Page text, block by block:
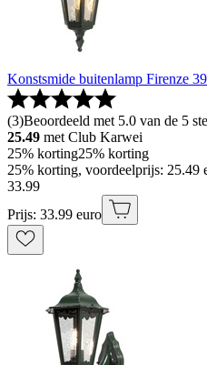
Konstsmide buitenlamp Firenze
(3)Beoordeeld met 5.0 van de 5
25.49 met Club Karwei
25% korting25% korting
25% korting, voordeelprijs: 25.49
33.99
Prijs: 33.99 euro